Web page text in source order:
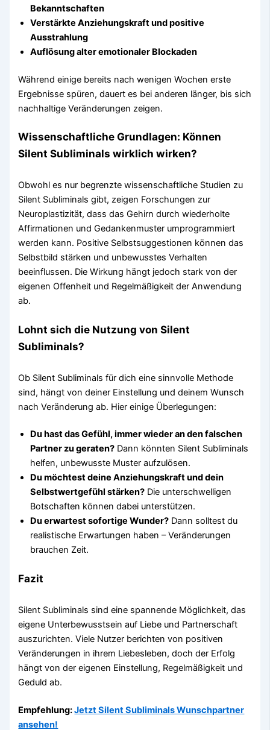
Bekanntschaften
Verstärkte Anziehungskraft und positive
Ausstrahlung
Auflösung alter emotionaler Blockaden
Während einige bereits nach wenigen Wochen erste
Ergebnisse spüren, dauert es bei anderen länger, bis sich
nachhaltige Veränderungen zeigen.
Wissenschaftliche Grundlagen: Können
Silent Subliminals wirklich wirken?
Obwohl es nur begrenzte wissenschaftliche Studien zu
Silent Subliminals gibt, zeigen Forschungen zur
Neuroplastizität, dass das Gehirn durch wiederholte
Affirmationen und Gedankenmuster umprogrammiert
werden kann. Positive Selbstsuggestionen können das
Selbstbild stärken und unbewusstes Verhalten
beeinflussen. Die Wirkung hängt jedoch stark von der
eigenen Offenheit und Regelmäßigkeit der Anwendung
ab.
Lohnt sich die Nutzung von Silent
Subliminals?
Ob Silent Subliminals für dich eine sinnvolle Methode
sind, hängt von deiner Einstellung und deinem Wunsch
nach Veränderung ab. Hier einige Überlegungen:
Du hast das Gefühl, immer wieder an den falschen
Partner zu geraten? Dann könnten Silent Subliminals
helfen, unbewusste Muster aufzulösen.
Du möchtest deine Anziehungskraft und dein
Selbstwertgefühl stärken? Die unterschwelligen
Botschaften können dabei unterstützen.
Du erwartest sofortige Wunder? Dann solltest du
realistische Erwartungen haben – Veränderungen
brauchen Zeit.
Fazit
Silent Subliminals sind eine spannende Möglichkeit, das
eigene Unterbewusstsein auf Liebe und Partnerschaft
auszurichten. Viele Nutzer berichten von positiven
Veränderungen in ihrem Liebesleben, doch der Erfolg
hängt von der eigenen Einstellung, Regelmäßigkeit und
Geduld ab.
Empfehlung:Jetzt Silent Subliminals Wunschpartner
ansehen!